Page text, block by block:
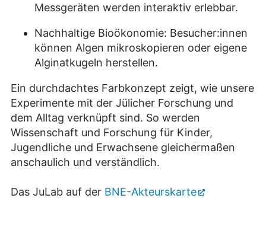
Messgeräten werden interaktiv erlebbar.
Nachhaltige Bioökonomie: Besucher:innen
können Algen mikroskopieren oder eigene
Alginatkugeln herstellen.
Ein durchdachtes Farbkonzept zeigt, wie unsere
Experimente mit der Jülicher Forschung und
dem Alltag verknüpft sind. So werden
Wissenschaft und Forschung für Kinder,
Jugendliche und Erwachsene gleichermaßen
anschaulich und verständlich.
Das JuLab auf der BNE-Akteurskarte